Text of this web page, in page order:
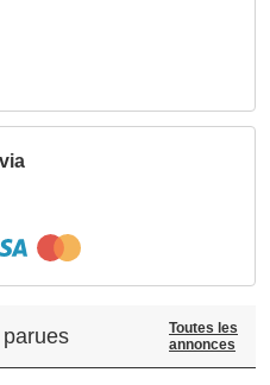
Toutes les
annonces